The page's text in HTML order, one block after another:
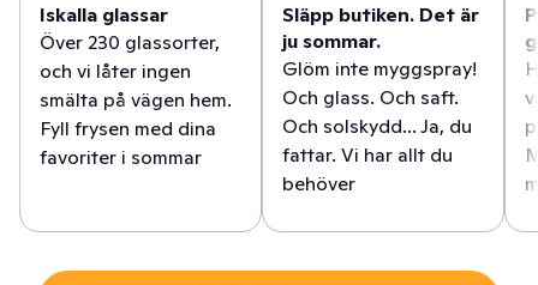
Iskalla glassar
Över 230 glassorter,
och vi låter ingen
smälta på vägen hem.
Fyll frysen med dina
favoriter i sommar
Släpp butiken. Det är
ju sommar.
Glöm inte myggspray!
Och glass. Och saft.
Och solskydd... Ja, du
fattar. Vi har allt du
behöver